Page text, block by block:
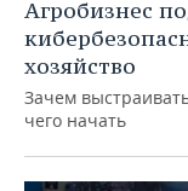
Агробизнес
хозяйство
Зачем
чего начать